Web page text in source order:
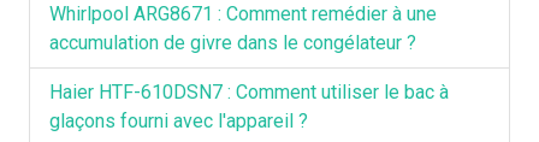
Whirlpool ARG8671 : Comment remédier à une
accumulation de givre dans le congélateur ?
Haier HTF-610DSN7 : Comment utiliser le bac à
glaçons fourni avec l'appareil ?